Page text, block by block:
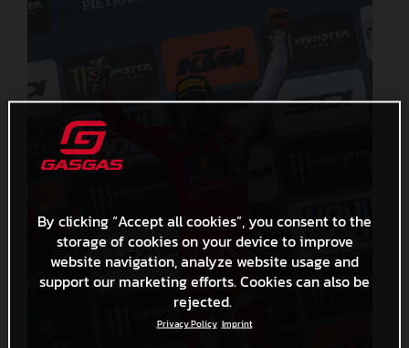
By clicking “Accept all cookies”, you consent to the
storage of cookies on your device to improve
website navigation, analyze website usage and
support our marketing efforts. Cookies can also be
rejected.
Privacy Policy Imprint